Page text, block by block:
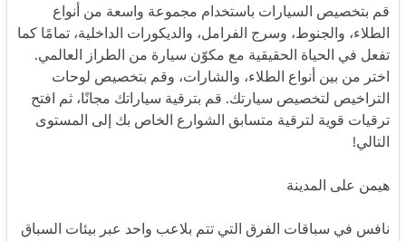
قم بتخصيص السيارات باستخدام مجموعة واسعة من أنواع
الطلاء، والجنوط، وسرج الفرامل، والديكورات الداخلية، تمامًا كما
تفعل في الحياة الحقيقية مع مكوّن سيارة من الطراز العالمي.
اختر من بين أنواع الطلاء، والشارات، وقم بتخصيص لوحات
التراخيص لتخصيص سيارتك. قم بترقية سياراتك مجانًا، ثم افتح
ترقيات قوية لترقية متسابق الشوارع الخاص بك إلى المستوى
التالي!
هيمن على المدينة
نافس في سباقات الفرق التي تتم بلاعب واحد عبر بيئات السباق